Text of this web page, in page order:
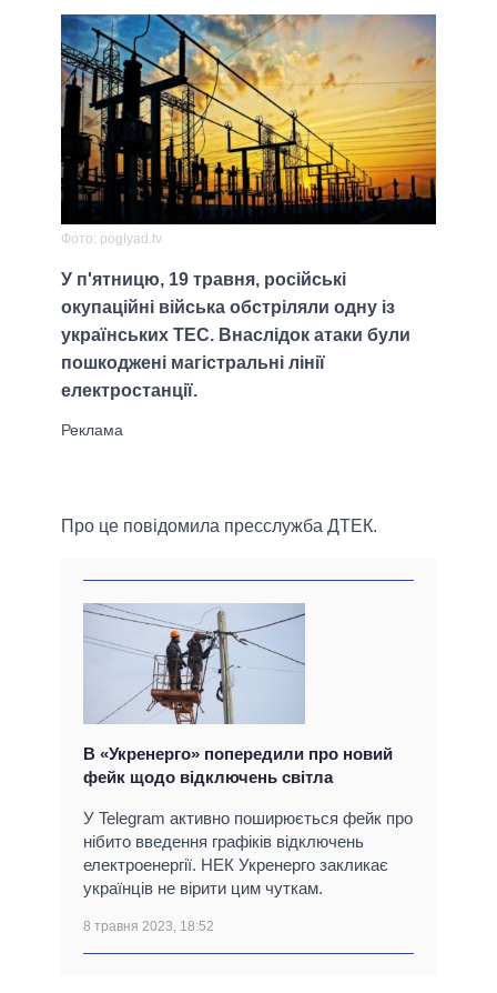
Фото: poglyad.tv
У п'ятницю, 19 травня, російські
окупаційні війська обстріляли одну із
українських ТЕС. Внаслідок атаки були
пошкоджені магістральні лінії
електростанції.
Про це повідомила пресслужба ДТЕК.
В «Укренерго» попередили про новий
фейк щодо відключень світла
У Telegram активно поширюється фейк про
нібито введення графіків відключень
електроенергії. НЕК Укренерго закликає
українців не вірити цим чуткам.
8 травня 2023, 18:52